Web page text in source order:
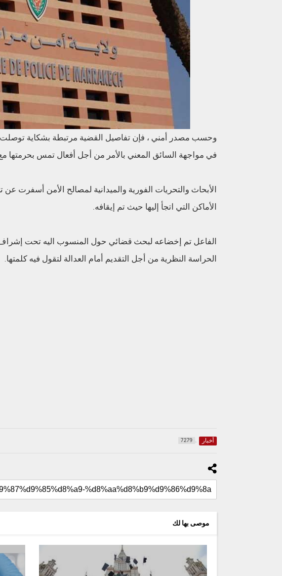
وحسب مصدر أمني ، فإن تفاصيل القضية مرتبطة بشكاية
في مواجهة السائق المعني بالأمر من أجل أفعال تمس بحرمتها
الأبحاث والتحريات الفورية والميدانية لمصالح الأمن أسفرت
الأماكن التي اتجأ إليها حيث تم إيقافه.
الفاعل تم إخضاعه لبحث قضائي حول المنسوب اليه تحت إشراف
الحراسة النظرية من أجل التقديم أمام العدالة لتقول فيه كلمتها.
أخبار 7279
موصى بها لك